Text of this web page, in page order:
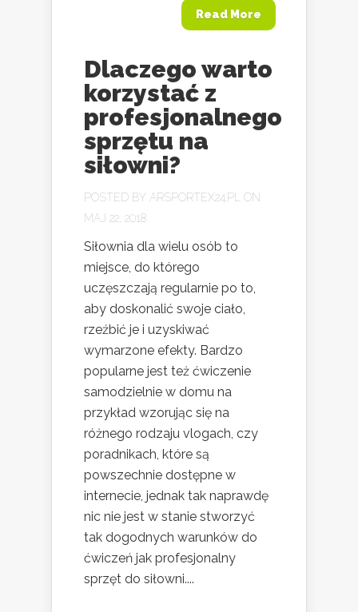
Read More
Dlaczego warto
korzystać z
profesjonalnego
sprzętu na
siłowni?
POSTED BY ARSPORTEX24.PL
ON
MAJ 22, 2018
Siłownia dla wielu osób to
miejsce, do którego
uczęszczają regularnie po to,
aby doskonalić swoje ciało,
rzeźbić je i uzyskiwać
wymarzone efekty. Bardzo
popularne jest też ćwiczenie
samodzielnie w domu na
przykład wzorując się na
różnego rodzaju vlogach, czy
poradnikach, które są
powszechnie dostępne w
internecie, jednak tak naprawdę
nic nie jest w stanie stworzyć
tak dogodnych warunków do
ćwiczeń jak profesjonalny
sprzęt do siłowni....